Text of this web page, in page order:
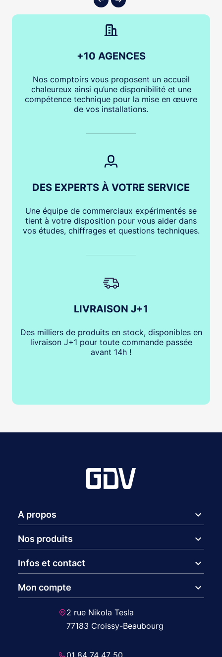
+10 AGENCES
Nos comptoirs vous proposent un accueil
chaleureux ainsi qu’une disponibilité et une
compétence technique pour la mise en œuvre
de vos installations.
DES EXPERTS À VOTRE SERVICE
Une équipe de commerciaux expérimentés se
tient à votre disposition pour vous aider dans
vos études, chiffrages et questions techniques.
LIVRAISON J+1
Des milliers de produits en stock, disponibles en
livraison J+1 pour toute commande passée
avant 14h !
A propos expand_more
Nos produits expand_more
Infos et contact expand_more
Mon compte expand_more
2 rue Nikola Tesla
77183 Croissy-Beaubourg
01 84 74 47 50